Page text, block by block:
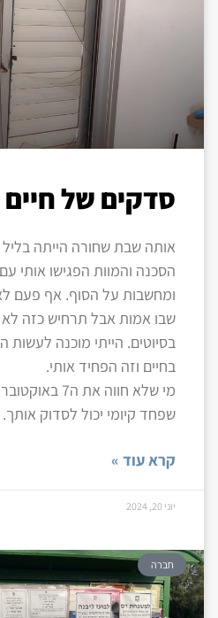
סדקים של חיים
אותה שבת שחורה הייתה
הסכנה והמוות הפגישו אותי
ומחשבות על הסוף. אף פעם
שבו אמות אבל תרחיש כזה לא
בסיוטים. הייתי מוכנה
בחיים וזה הפחיד אותי.
מי שלא חווה
שפחד קיומי יכול לסדוק אותך.
קרא עוד »
יוני 20, 2024
חברה